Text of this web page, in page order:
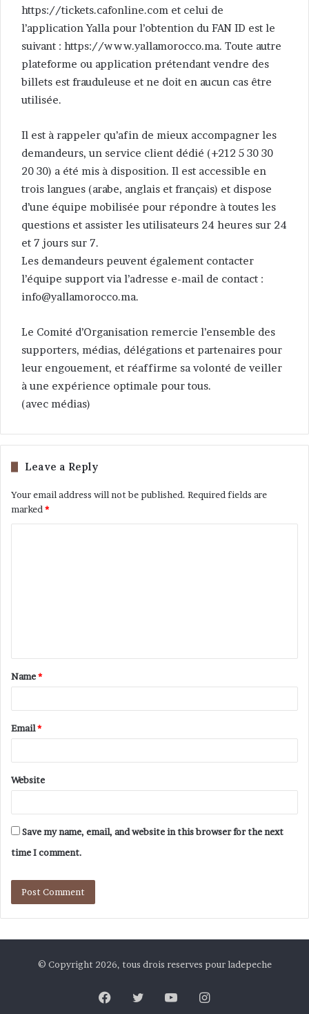
https://tickets.cafonline.com et celui de
l’application Yalla pour l’obtention du FAN ID est le
suivant : https://www.yallamorocco.ma. Toute autre
plateforme ou application prétendant vendre des
billets est frauduleuse et ne doit en aucun cas être
utilisée.
Il est à rappeler qu’afin de mieux accompagner les
demandeurs, un service client dédié (+212 5 30 30
20 30) a été mis à disposition. Il est accessible en
trois langues (arabe, anglais et français) et dispose
d’une équipe mobilisée pour répondre à toutes les
questions et assister les utilisateurs 24 heures sur 24
et 7 jours sur 7.
Les demandeurs peuvent également contacter
l’équipe support via l’adresse e-mail de contact :
info@yallamorocco.ma.
Le Comité d’Organisation remercie l’ensemble des
supporters, médias, délégations et partenaires pour
leur engouement, et réaffirme sa volonté de veiller
à une expérience optimale pour tous.
(avec médias)
Leave a Reply
Your email address will not be published. Required fields are
marked *
Name*
Email*
Website
Save my name, email, and website in this browser for the next
time I comment.
© Copyright 2026, tous drois reserves pour ladepeche
Facebook
TwitterYouTubeInstagram